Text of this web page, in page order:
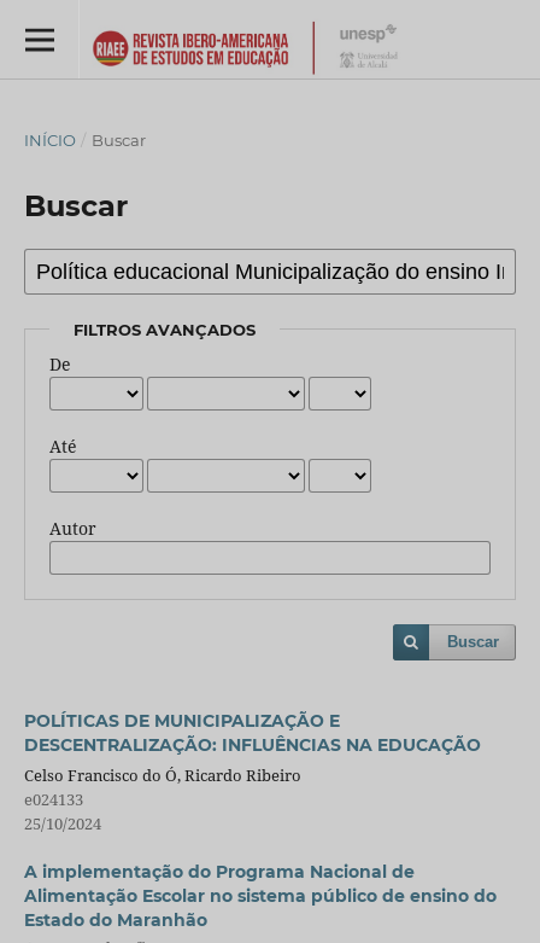
INÍCIO / Buscar
Buscar
FILTROS AVANÇADOS
De
Até
Autor
Buscar
POLÍTICAS DE MUNICIPALIZAÇÃO E
DESCENTRALIZAÇÃO: INFLUÊNCIAS NA EDUCAÇÃO
Celso Francisco do Ó, Ricardo Ribeiro
e024133
25/10/2024
A implementação do Programa Nacional de
Alimentação Escolar no sistema público de ensino do
Estado do Maranhão